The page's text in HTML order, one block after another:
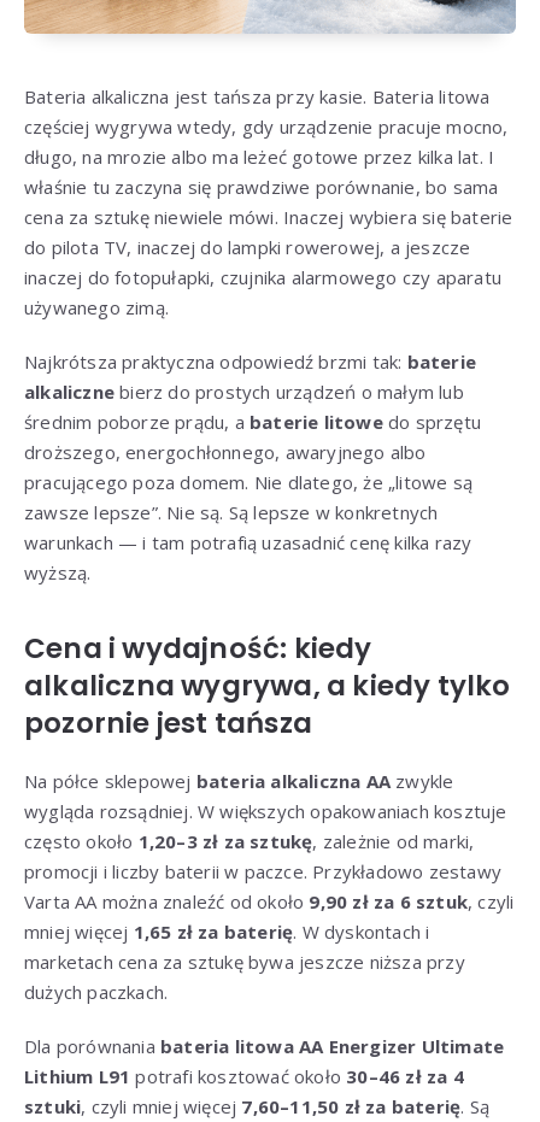
Bateria alkaliczna jest tańsza przy kasie. Bateria litowa
częściej wygrywa wtedy, gdy urządzenie pracuje mocno,
długo, na mrozie albo ma leżeć gotowe przez kilka lat. I
właśnie tu zaczyna się prawdziwe porównanie, bo sama
cena za sztukę niewiele mówi. Inaczej wybiera się baterie
do pilota TV, inaczej do lampki rowerowej, a jeszcze
inaczej do fotopułapki, czujnika alarmowego czy aparatu
używanego zimą.
Najkrótsza praktyczna odpowiedź brzmi tak: baterie
alkaliczne bierz do prostych urządzeń o małym lub
średnim poborze prądu, a baterie litowedo sprzętu
droższego, energochłonnego, awaryjnego albo
pracującego poza domem. Nie dlatego, że „litowe są
zawsze lepsze”. Nie są. Są lepsze w konkretnych
warunkach — i tam potrafią uzasadnić cenę kilka razy
wyższą.
Cena i wydajność: kiedy
alkaliczna wygrywa, a kiedy tylko
pozornie jest tańsza
Na półce sklepowej bateria alkaliczna AA zwykle
wygląda rozsądniej. W większych opakowaniach kosztuje
często około 1,20–3 zł za sztukę, zależnie od marki,
promocji i liczby baterii w paczce. Przykładowo zestawy
Varta AA można znaleźć od około 9,90 zł za 6 sztuk, czyli
mniej więcej 1,65 zł za baterię. W dyskontach i
marketach cena za sztukę bywa jeszcze niższa przy
dużych paczkach.
Dla porównania bateria litowa AA Energizer Ultimate
Lithium L91 potrafi kosztować około 30–46 zł za 4
sztuki, czyli mniej więcej 7,60–11,50 zł za baterię. Są